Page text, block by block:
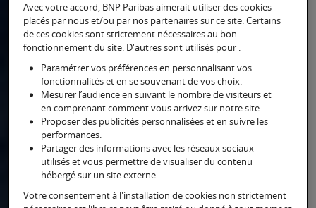
Un accompagnement dans vos
démarches
Estimation de valeur des oeuvres
Vérification d'authenticité auprès
de spécialistes mondialement
reconnus
Recherches de provenance,
bibliographie, qualité des oeuvres
Analyse technique de l'état de
Avec votre accord, BNP Paribas aimerait utiliser des cookies
placés par nous et/ou par nos partenaires sur ce site. Certains
de ces cookies sont strictement nécessaires au bon
fonctionnement du site. D'autres sont utilisés pour :
Paramétrer vos préférences en personnalisant vos
fonctionnalités et en se souvenant de vos choix.
Mesurer l’audience en suivant le nombre de visiteurs et
en comprenant comment vous arrivez sur notre site.
Proposer des publicités personnalisées et en suivre les
performances.
Partager des informations avec les réseaux sociaux
utilisés et vous permettre de visualiser du contenu
hébergé sur un site externe.
Votre consentement à l'installation de cookies non strictement